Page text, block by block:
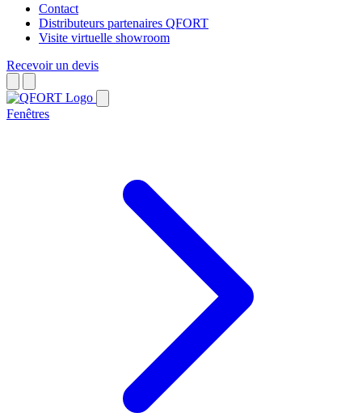
Contact
Distributeurs partenaires QFORT
Visite virtuelle showroom
Recevoir un devis
Fenêtres